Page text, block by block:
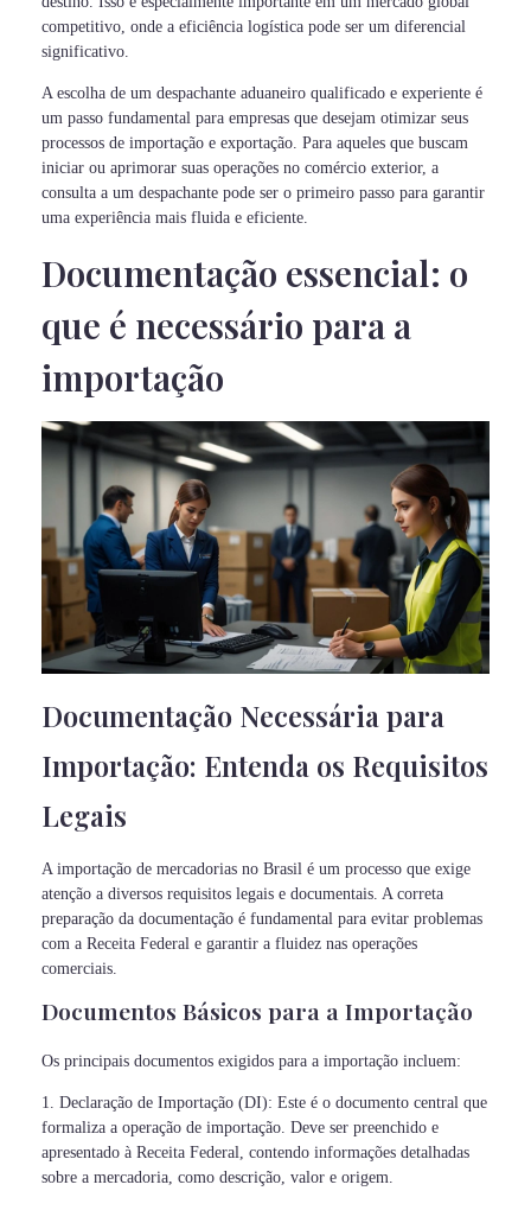
competitivo, onde a eficiência logística pode ser um diferencial
significativo.
A escolha de um despachante aduaneiro qualificado e experiente é
um passo fundamental para empresas que desejam otimizar seus
processos de importação e exportação. Para aqueles que buscam
iniciar ou aprimorar suas operações no comércio exterior, a
consulta a um despachante pode ser o primeiro passo para garantir
uma experiência mais fluida e eficiente.
Documentação essencial: o
que é necessário para a
importação
Documentação Necessária para
Importação: Entenda os Requisitos
Legais
A importação de mercadorias no Brasil é um processo que exige
atenção a diversos requisitos legais e documentais. A correta
preparação da documentação é fundamental para evitar problemas
com a Receita Federal e garantir a fluidez nas operações
comerciais.
Documentos Básicos para a Importação
Os principais documentos exigidos para a importação incluem:
1. Declaração de Importação (DI): Este é o documento central que
formaliza a operação de importação. Deve ser preenchido e
apresentado à Receita Federal, contendo informações detalhadas
sobre a mercadoria, como descrição, valor e origem.